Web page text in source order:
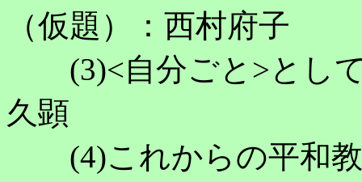
（仮題）：西村府子
(3)<自分ごと>とし
久顕
(4)これからの平和教